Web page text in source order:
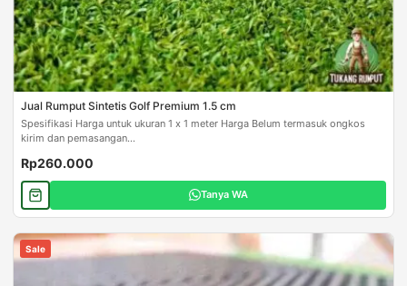
Jual Rumput Sintetis Golf Premium 1.5 cm
Spesifikasi Harga untuk ukuran 1 x 1 meter Harga Belum termasuk ongkos
kirim dan pemasangan...
Rp260.000
Tanya WA
Sale